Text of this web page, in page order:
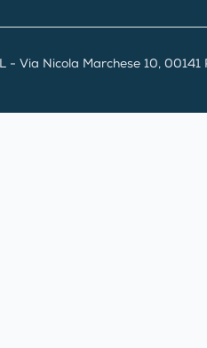
Nicola Marchese 10, 00141